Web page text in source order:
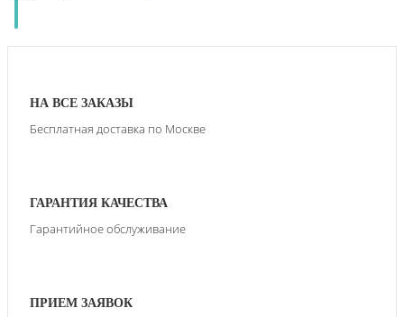
НА ВСЕ ЗАКАЗЫ
Бесплатная доставка по Москве
ГАРАНТИЯ КАЧЕСТВА
Гарантийное обслуживание
ПРИЕМ ЗАЯВОК